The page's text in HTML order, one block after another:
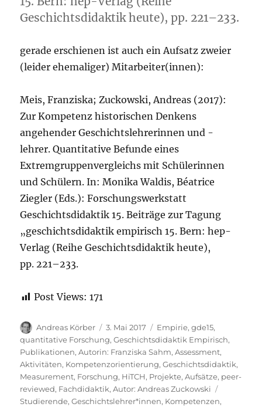
Geschichtsdidaktik heute), pp. 221–233.
gerade erschienen ist auch ein Aufsatz zweier
(leider ehemaliger) Mitarbeiter(innen):
Meis, Franziska; Zuckowski, Andreas (2017):
Zur Kompetenz historischen Denkens
angehender Geschichtslehrerinnen und -
lehrer. Quantitative Befunde eines
Extremgruppenvergleichs mit Schülerinnen
und Schülern. In: Monika Waldis, Béatrice
Ziegler (Eds.): Forschungswerkstatt
Geschichtsdidaktik 15. Beiträge zur Tagung
„geschichtsdidaktik empirisch 15. Bern: hep-
Verlag (Reihe Geschichtsdidaktik heute),
pp. 221–233.
Post Views: 171
Autor
Andreas Körber
Veröffentlicht
am
3. Mai 2017 Kategorien
Empirie,gde15,
quantitative Forschung,Geschichtsdidaktik Empirisch,
Publikationen,Autorin: Franziska Sahm,Assessment,
Aktivitäten, Kompetenzorientierung,Geschichtsdidaktik,
Measurement, Forschung, HiTCH, Projekte,Aufsätze, peer-
reviewed, Fachdidaktik,Autor: Andreas Zuckowski
Studierende,Geschichtslehrer*innen, Kompetenzen,